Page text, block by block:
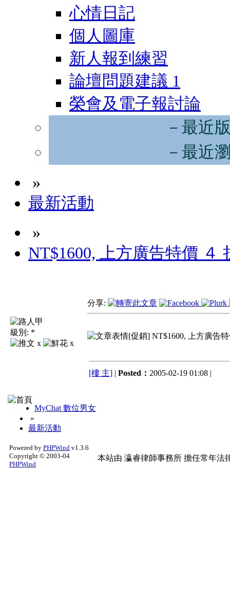
心情日記
個人圖庫
新人報到練習
論壇問題建議 1
榮會及電子報討論
－最近
－最近
»
最新活動
»
NT$1600, 上方廣告特價 ４
級別: *
x
x
分享:
[促銷] NT$1600, 上方廣告
[樓 主] | Posted： 2005-02-19 01:08 |
MyChat 數位男女
»
最新活動
Powered by PHPWind v1.3.6
Copyright © 2003-04
PHPWind
本站由 瀛睿律師事務所 擔任常年法